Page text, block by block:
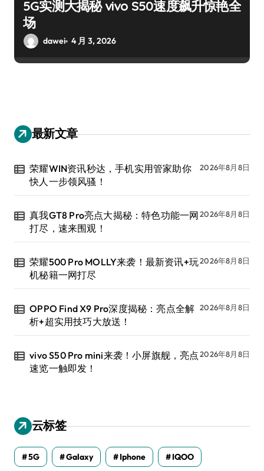
5G实测大揭秘 vivo S50速度飙升惊艳全
场
dawei 4 月 3, 2026
最新文章
荣耀WIN资讯秒达，手机实用管家助你
快人一步领风骚！
2026年8月8日
真我GT8 Pro亮点大揭秘：特色功能一网
打尽，速来围观！
2026年8月8日
荣耀500 Pro MOLLY来袭！最新资讯+玩
机秘籍一网打尽
2026年8月8日
OPPO Find X9 Pro深度揭秘：亮点全解
析+超实用技巧大放送！
2026年8月8日
vivo S50 Pro mini来袭！小屏旗舰，亮点
速览一触即发！
2026年8月8日
云标签
5G Galaxy Iphone IQOO